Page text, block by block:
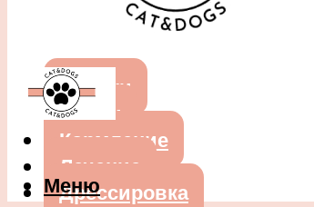
Собаки
Кошки
Кормление
Лечение
Дрессировка
Меню